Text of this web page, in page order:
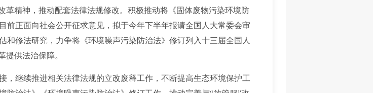
革精神，推动配套法律法规修改。积极推动将《固体废物污染环境防
前正面向社会公开征求意见，拟于今年下半年报请全国人大常委会审
和修法研究，力争将《环境噪声污染防治法》修订列入十三届全国人
提供法治保障。
继续推进相关法律法规的立改废释工作，不断提高生态环境保护工